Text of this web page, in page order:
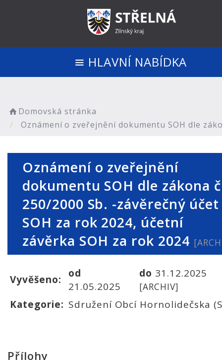
HLAVNÍ NABÍDKA
Domovská stránka
Oznámení o zveřejnění dokumentu SOH dle
Oznámení o zveřejnění
dokumentu SOH dle zákona
250/2000 Sb. -závěrečný účet
SOH za rok 2024, účetní
závěrka SOH za rok 2024
Vyvěšeno:
od
21.05.2025
do 31.12.2025
[ARCHIV]
Kategorie: Sdružení Obcí Hornolidečska
Přílohy